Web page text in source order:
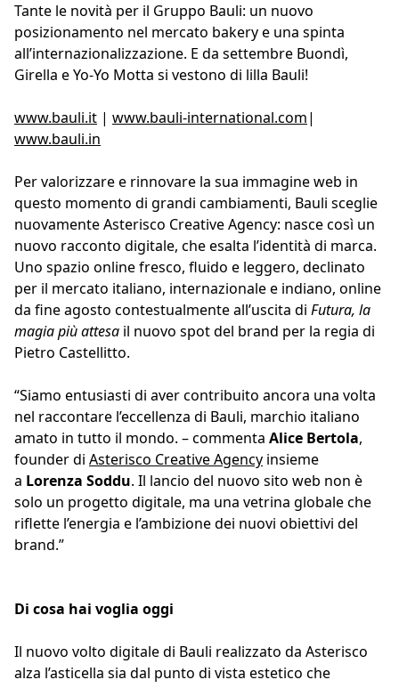
Tante le novità per il Gruppo Bauli: un nuovo
posizionamento nel mercato bakery e una spinta
all’internazionalizzazione. E da settembre Buondì,
Girella e Yo-Yo Motta si vestono di lilla Bauli!
www.bauli.it | www.bauli-international.com|
www.bauli.in
Per valorizzare e rinnovare la sua immagine web in
questo momento di grandi cambiamenti, Bauli sceglie
nuovamente Asterisco Creative Agency: nasce così un
nuovo racconto digitale, che esalta l’identità di marca.
Uno spazio online fresco, fluido e leggero, declinato
per il mercato italiano, internazionale e indiano, online
da fine agosto contestualmente all’uscita di Futura, la
magia più attesa il nuovo spot del brand per la regia di
Pietro Castellitto.
“Siamo entusiasti di aver contribuito ancora una volta
nel raccontare l’eccellenza di Bauli, marchio italiano
amato in tutto il mondo. – commenta Alice Bertola,
founder di Asterisco Creative Agency insieme
a Lorenza Soddu. Il lancio del nuovo sito web non è
solo un progetto digitale, ma una vetrina globale che
riflette l’energia e l’ambizione dei nuovi obiettivi del
brand.”
Di cosa hai voglia oggi
Il nuovo volto digitale di Bauli realizzato da Asterisco
alza l’asticella sia dal punto di vista estetico che